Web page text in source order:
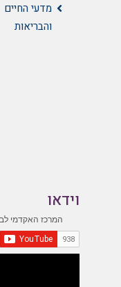
מדעי החיים
והבריאות
וידאו